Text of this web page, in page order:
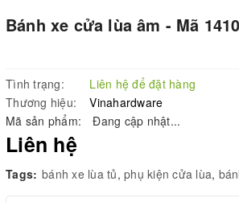
Bánh xe cửa lùa âm - Mã
Tình trạng:
Liên hệ để đặt hàng
Thương hiệu:
Vinahardware
Mã sản phẩm:
Đang cập nhật...
Liên hệ
Tags: bánh xe lùa tủ, phụ kiện cửa lùa,